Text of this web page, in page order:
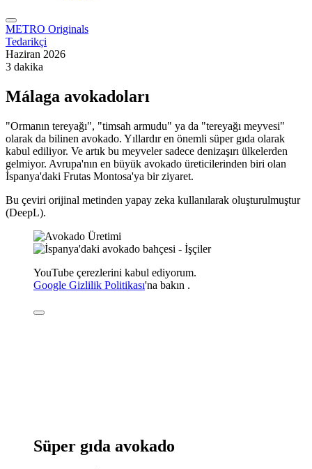
METRO Originals
Tedarikçi
Haziran 2026
3 dakika
Málaga avokadoları
"Ormanın tereyağı", "timsah armudu" ya da "tereyağı meyvesi"
olarak da bilinen avokado. Yıllardır en önemli süper gıda olarak
kabul ediliyor. Ve artık bu meyveler sadece denizaşırı ülkelerden
gelmiyor. Avrupa'nın en büyük avokado üreticilerinden biri olan
İspanya'daki Frutas Montosa'ya bir ziyaret.
Bu çeviri orijinal metinden yapay zeka kullanılarak oluşturulmuştur
(DeepL).
YouTube çerezlerini kabul ediyorum.
Google Gizlilik Politikası'na bakın .
Süper gıda avokado